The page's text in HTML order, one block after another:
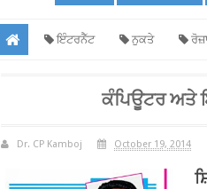
ਇੰਟਰਨੈੱਟ ਨੁਕਤੇ
ਕੰਪਿਊਟਰ ਅਤੇ
Dr. CP Kamboj October 19, 2014